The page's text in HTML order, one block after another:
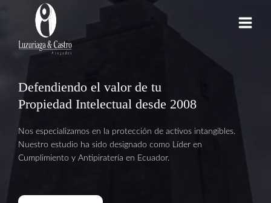
Defendiendo el valor de tu
Propiedad Intelectual desde 2008
Nos especializamos en la protección de activos intangibles.
Nuestro estudio ha sido designado como Líder en
Cumplimiento y Antipiratería en Ecuador.